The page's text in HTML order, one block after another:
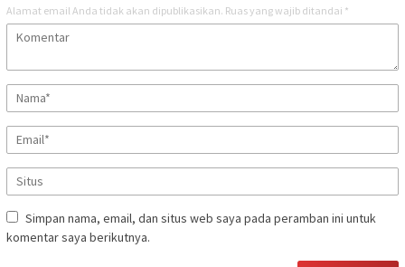
Alamat email Anda tidak akan dipublikasikan. Ruas yang wajib ditandai *
Simpan nama, email, dan situs web saya pada peramban ini untuk
komentar saya berikutnya.